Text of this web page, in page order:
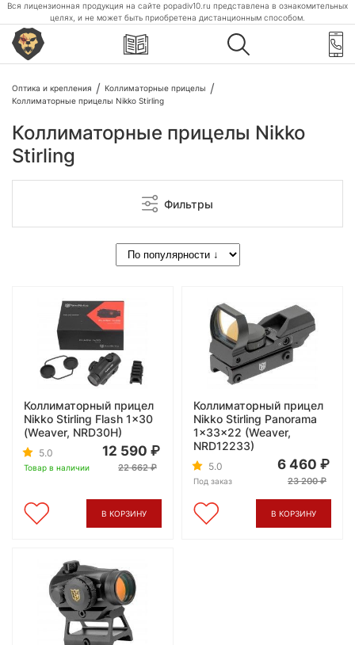
Вся лицензионная продукция на сайте popadiv10.ru представлена в ознакомительных
целях, и не может быть приобретена дистанционным способом.
Оптика и крепления
Коллиматорные прицелы
Коллиматорные прицелы Nikko Stirling
Коллиматорные прицелы Nikko
Stirling
Фильтры
Коллиматорный прицел
Nikko Stirling Flash 1x30
(Weaver, NRD30H)
5.0
Товар в наличии
12 590
22 662
В КОРЗИНУ
Коллиматорный прицел
Nikko Stirling Panorama
1x33x22 (Weaver,
NRD12233)
5.0
Под заказ
6 460
23 200
В КОРЗИНУ